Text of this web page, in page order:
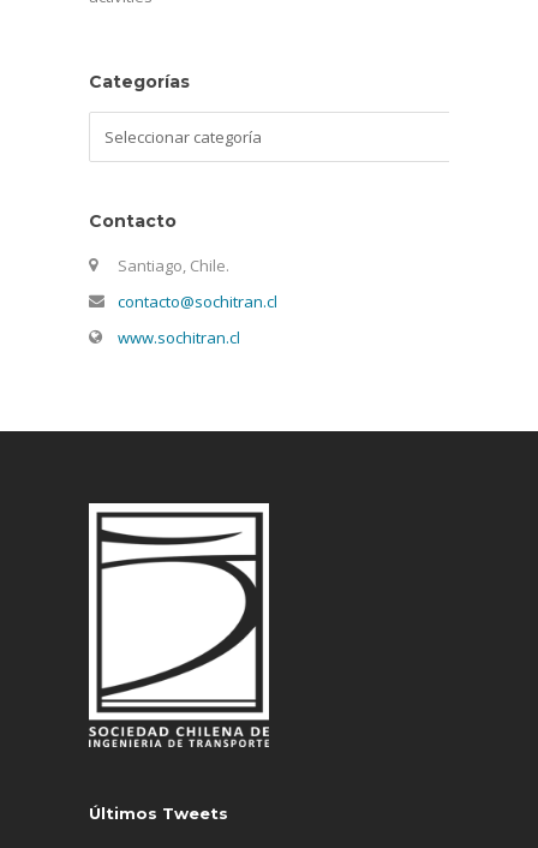
Categorías
Contacto
Santiago, Chile.
contacto@sochitran.cl
www.sochitran.cl
Últimos Tweets